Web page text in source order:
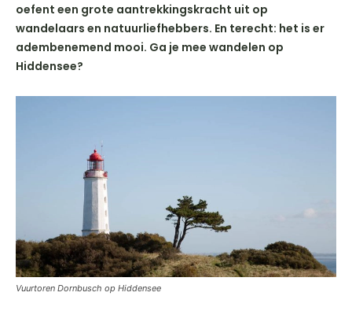
oefent een grote aantrekkingskracht uit op
wandelaars en natuurliefhebbers. En terecht: het is er
adembenemend mooi. Ga je mee wandelen op
Hiddensee?
Vuurtoren Dornbusch op Hiddensee